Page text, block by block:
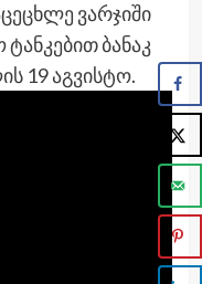
ვარჯიში
ბანაკ
19 აგვისტო.